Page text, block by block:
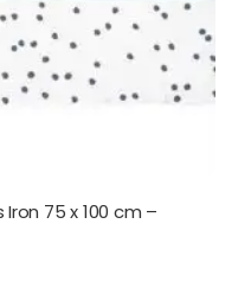
75 x 100 cm –